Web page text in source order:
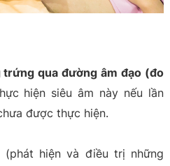
qua đường âm đạo (đo
hiện siêu âm này nếu lần
được thực hiện.
(phát hiện và điều trị những